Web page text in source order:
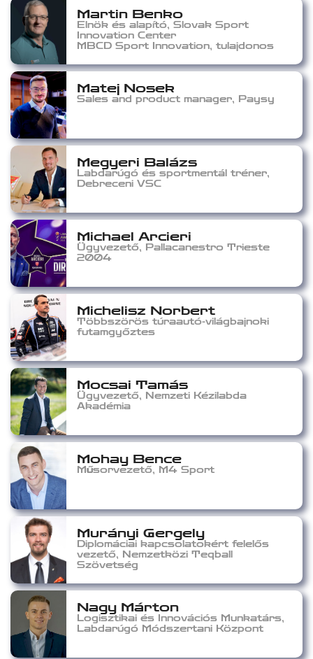
Martin Benko
Elnök és alapító, Slovak Sport
Innovation Center
MBCD Sport Innovation, tulajdonos
Matej Nosek
Sales and product manager, Paysy
Megyeri Balázs
Labdarúgó és sportmentál tréner,
Debreceni VSC
Michael Arcieri
Ügyvezető, Pallacanestro Trieste
2004
Michelisz Norbert
Többszörös túraautó-világbajnoki
futamgyőztes
Mocsai Tamás
Ügyvezető, Nemzeti Kézilabda
Akadémia
Mohay Bence
Műsorvezető, M4 Sport
Murányi Gergely
Diplomáciai kapcsolatokért felelős
vezető, Nemzetközi Teqball
Szövetség
Nagy Márton
Logisztikai és Innovációs Munkatárs,
Labdarúgó Módszertani Központ